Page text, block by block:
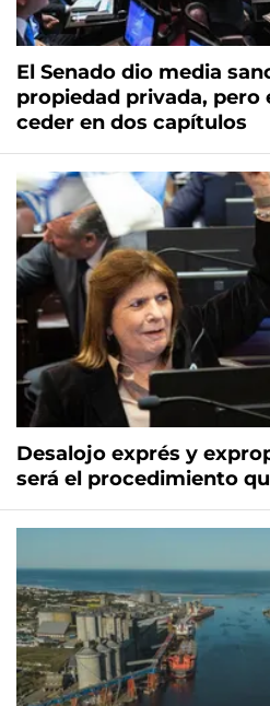
El Senado dio media
propiedad privada, pero
ceder en dos capítulos
Desalojo exprés y
será el procedimiento